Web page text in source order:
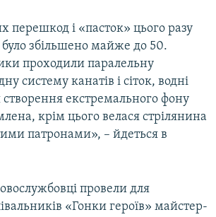
перешкод і «пасток» цього разу
збільшено майже до 50.
проходили паралельну
систему канатів і сіток, водні
екстремального фону
крім цього велася стрілянина
патронами», – йдеться в
провели для
«Гонки героїв» майстер-